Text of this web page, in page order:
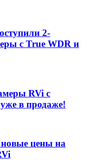
2-
с True WDR и
RVi с
в продаже!
цены на